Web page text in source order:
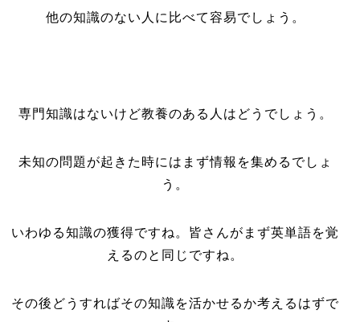
他の知識のない人に比べて容易でしょう。
専門知識はないけど教養のある人はどうでしょう。
未知の問題が起きた時にはまず情報を集めるでしょ
う。
いわゆる知識の獲得ですね。皆さんがまず英単語を覚
えるのと同じですね。
その後どうすればその知識を活かせるか考えるはずで